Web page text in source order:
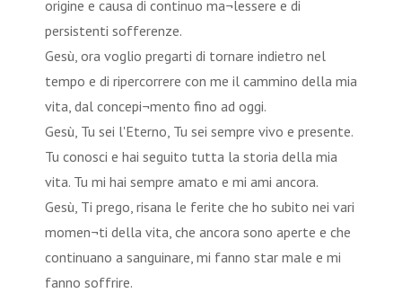
origine e causa di continuo ma¬lessere e di
persistenti sofferenze.
Gesù, ora voglio pregarti di tornare indietro nel
tempo e di ripercorrere con me il cammino della mia
vita, dal concepi¬mento fino ad oggi.
Gesù, Tu sei l'Eterno, Tu sei sempre vivo e presente.
Tu conosci e hai seguito tutta la storia della mia
vita. Tu mi hai sempre amato e mi ami ancora.
Gesù, Ti prego, risana le ferite che ho subito nei vari
momen¬ti della vita, che ancora sono aperte e che
continuano a sanguinare, mi fanno star male e mi
fanno soffrire.